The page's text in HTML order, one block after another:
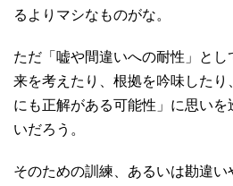
るよりマシなものがな。
ただ「嘘や間違いへの耐性」と
来を考えたり、根拠を吟味した
にも正解がある可能性」に思い
いだろう。
そのための訓練、あるいは勘違い